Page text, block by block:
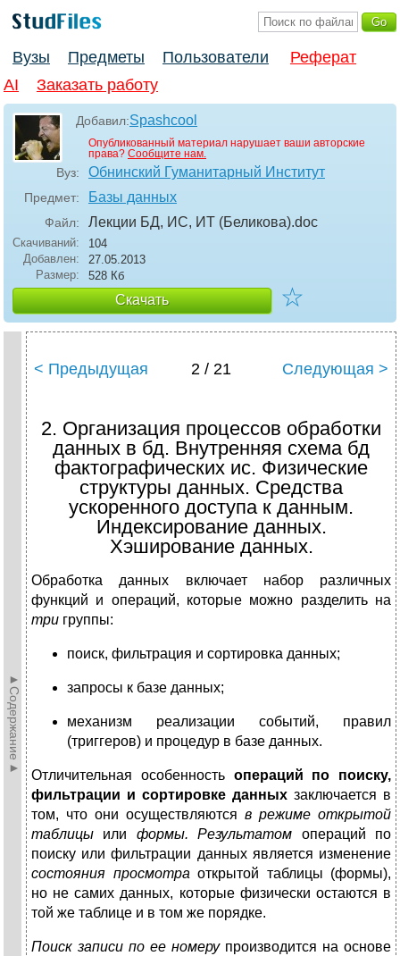
Вузы Предметы Пользователи
Реферат
AI
Заказать работу
Добавил:Spashcool
Опубликованный материал нарушает ваши авторские
права? Сообщите нам.
Вуз: Обнинский Гуманитарный Институт
Предмет: Базы данных
Файл: Лекции БД, ИС, ИТ (Беликова).doc
Скачиваний:
104
Добавлен:
27.05.2013
Размер:
528 Кб
Скачать ☆
►Содержание►
< Предыдущая 2 / 21 Следующая >
2. Организация процессов обработки
данных в бд. Внутренняя схема бд
фактографических ис. Физические
структуры данных. Средства
ускоренного доступа к данным.
Индексирование данных.
Хэширование данных.
Обработка данных включает набор различных
функций и операций, которые можно разделить на
три группы:
поиск, фильтрация и сортировка данных;
запросы к базе данных;
механизм реализации событий, правил
(триггеров) и про­цедур в базе данных.
Отличительная особенность операций по поиску,
фильтра­ции и сортировке данных заключается в
том, что они осуще­ствляются в режиме открытой
таблицы или формы. Результатом операций по
поиску или фильтрации данных является изменение
состояния просмот­ра открытой таблицы (формы),
но не самих данных, которые физически остаются в
той же таблице и в том же порядке.
Поиск записи по ее номерупроизводится на основе